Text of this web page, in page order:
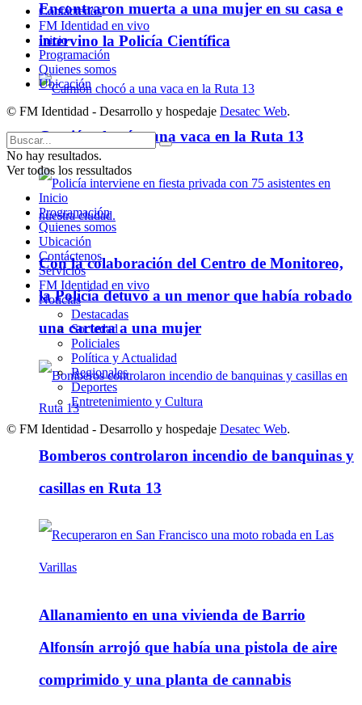
Encontraron muerta a una mujer en su casa e
intervino la Policía Científica
Camión chocó a una vaca en la Ruta 13
Con la colaboración del Centro de Monitoreo,
la Policía detuvo a un menor que había robado
una cartera a una mujer
Bomberos controlaron incendio de banquinas y
casillas en Ruta 13
Allanamiento en una vivienda de Barrio
Alfonsín arrojó que había una pistola de aire
comprimido y una planta de cannabis
Contáctenos
FM Identidad en vivo
Inicio
Programación
Quienes somos
Ubicación
© FM Identidad - Desarrollo y hospedaje Desatec Web.
No hay resultados.
Ver todos los ressultados
Inicio
Programación
Quienes somos
Ubicación
Contáctenos
Servicios
FM Identidad en vivo
Noticias
Destacadas
Sociedad
Policiales
Política y Actualidad
Regionales
Deportes
Entretenimiento y Cultura
© FM Identidad - Desarrollo y hospedaje Desatec Web.